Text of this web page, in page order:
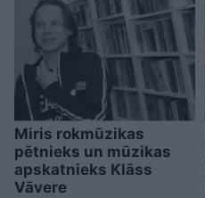
Miris rokmūzikas
pētnieks un mūzikas
apskatnieks Klāss
Vāvere